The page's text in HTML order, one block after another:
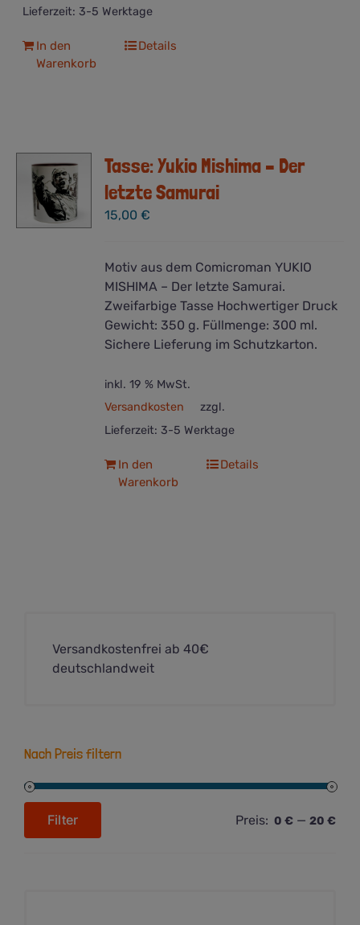
Lieferzeit: 3-5 Werktage
In den
Warenkorb
Details
Tasse: Yukio Mishima – Der
letzte Samurai
15,00€
Motiv aus dem Comicroman YUKIO
MISHIMA – Der letzte Samurai.
Zweifarbige Tasse Hochwertiger Druck
Gewicht: 350 g. Füllmenge: 300 ml.
Sichere Lieferung im Schutzkarton.
inkl. 19 % MwSt.
zzgl.
Versandkosten
Lieferzeit: 3-5 Werktage
In den
Warenkorb
Details
Versandkostenfrei ab 40€
deutschlandweit
Nach Preis filtern
Max.
Filter Preis: 0 € — 20 €